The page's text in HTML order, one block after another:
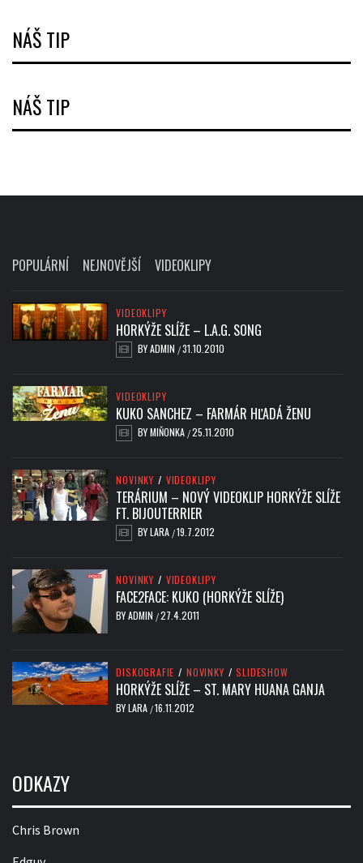
NÁŠ TIP
NÁŠ TIP
POPULÁRNÍ NEJNOVĚJŠÍ VIDEOKLIPY
VIDEOKLIPY
HORKÝŽE SLÍŽE – L.A.G. SONG
BYADMIN /31.10.2010
VIDEOKLIPY
KUKO SANCHEZ – FARMÁR HĽADÁ ŽENU
BYMIŇONKA /25.11.2010
NOVINKY / VIDEOKLIPY
TERÁRIUM – NOVÝ VIDEOKLIP HORKÝŽE SLÍŽE
FT. BIJOUTERRIER
BYLARA /19.7.2012
NOVINKY / VIDEOKLIPY
FACE2FACE: KUKO (HORKÝŽE SLÍŽE)
BYADMIN /27.4.2011
DISKOGRAFIE / NOVINKY / SLIDESHOW
HORKÝŽE SLÍŽE – ST. MARY HUANA GANJA
BYLARA /16.11.2012
ODKAZY
Chris Brown